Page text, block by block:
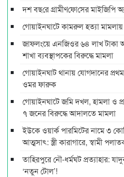
দশ বছ‌রে গ্রামীণ‌ফো‌সের মাইজিপি
গোয়াইনঘাটে কামরুল হত্যা মামলায়
জাফলংয়ে এনজিওর ৬৪ লাখ টাকা
শাখা ব্যবস্থাপকের বিরুদ্ধে মামলা
গোয়াইনঘাট থানায় যোগদানের প্রথম
ওমর ফারুক
গোয়াইনঘাটে জমি দখল, হামলা ও
৭ জনের বিরুদ্ধে আদালতে মামলা
ইউকে ওয়ার্ক পারমিটের নামে ৩
আত্মসাৎ: স্ত্রী কারাগারে, স্বামী
তাহিরপুরে নৌ-ধর্মঘট প্রত্যাহার:
‘নতুন টোল’!